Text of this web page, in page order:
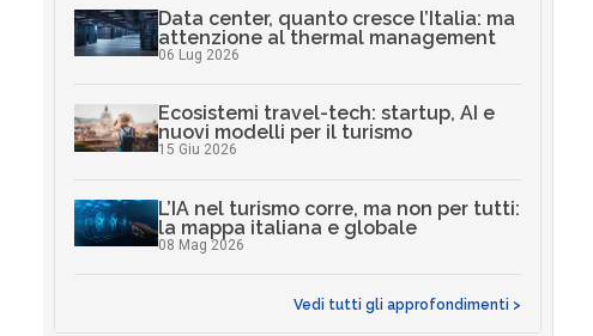
Data center, quanto cresce l’Italia: ma
attenzione al thermal management
06 Lug 2026
Ecosistemi travel-tech: startup, AI e
nuovi modelli per il turismo
15 Giu 2026
L’IA nel turismo corre, ma non per tutti:
la mappa italiana e globale
08 Mag 2026
Vedi tutti gli approfondimenti >